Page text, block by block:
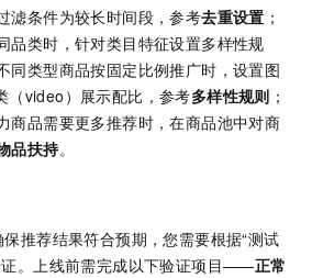
滤条件为较长时间段，参考去重设置 ；
品类时，针对类目特征设置多样性规
同类型商品按固定比例推广时，设置图
（video）展示配比，参考多样性规则 ；
商品需要更多推荐时，在商品池中对商
品扶持。
保推荐结果符合预期，您需要根据“测试
证。上线前需完成以下验证项目——正常